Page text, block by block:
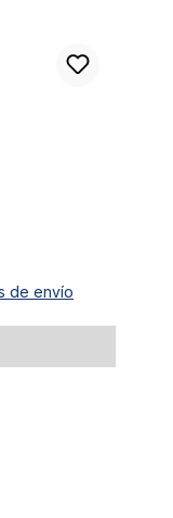
de envío